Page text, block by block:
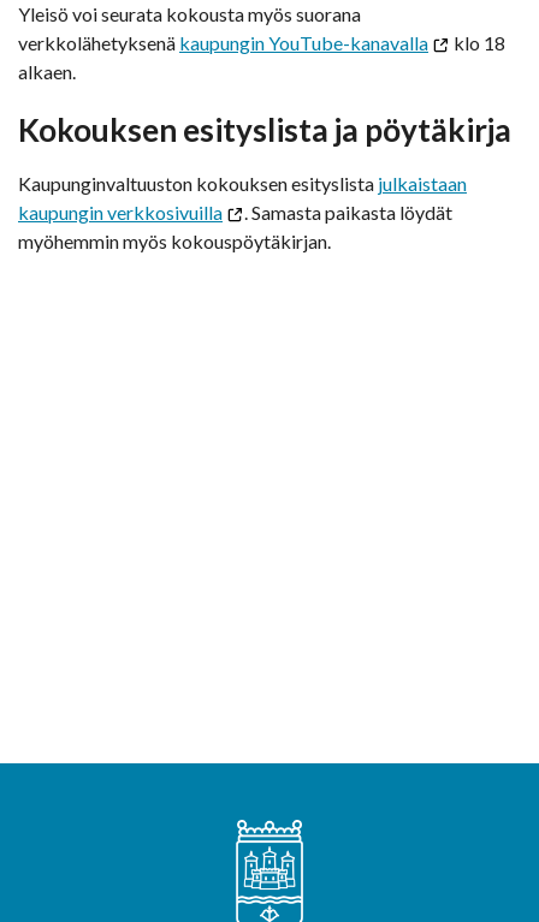
Yleisö voi seurata kokousta myös suorana
verkkolähetyksenä kaupungin YouTube-kanavalla
klo 18
alkaen.
Kokouksen esityslista ja pöytäkirja
Kaupunginvaltuuston kokouksen esityslista julkaistaan
kaupungin verkkosivuilla
. Samasta paikasta löydät
myöhemmin myös kokouspöytäkirjan.